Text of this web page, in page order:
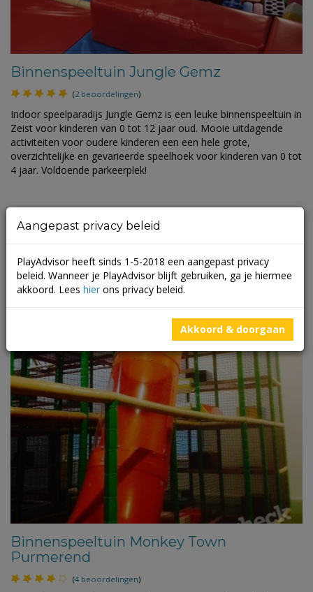
Binnenspeeltuin Jungle Gemz
(2 beoordelingen)
Indoor speelparadijs Jungle Gemz is een leuke binnenspeeltuin in
Zeist voor kinderen van 0 tot 12 jaar oud. Mooie uitdagende
activiteiten voor oudere kinderen een een hele grote,
overzichtelijke en gevarieerde speelhoek voor kinderen van 0 tot
4 jaar. Voldoende parkeerplek!
Binnenspeeltuin Monkey Town
Purmerend
(4 beoordelingen)
Aangepast privacy beleid
PlayAdvisor heeft sinds 1-5-2018 een aangepast privacy
beleid. Wanneer je PlayAdvisor blijft gebruiken, ga je hiermee
akkoord. Lees hier ons privacy beleid.
Akkoord & doorgaan